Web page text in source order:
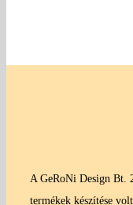
A GeRoNi Design Bt.
termékek készítése